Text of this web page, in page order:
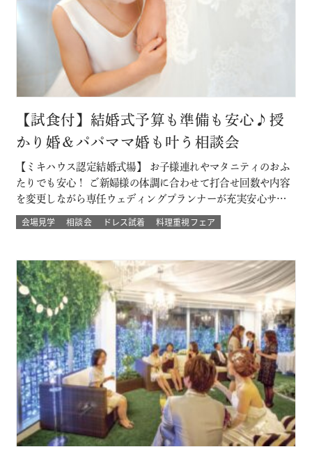
【試食付】結婚式予算も準備も安心♪授
かり婚＆パパママ婚も叶う相談会
【ミキハウス認定結婚式場】 お子様連れやマタニティのおふ
たりでも安心！ ご新婦様の体調に合わせて打合せ回数や内容
を変更しながら専任ウェディングプランナーが充実安心サポ
ート 授かり婚のカップルもパパママ婚のカップルが不安な部
分をすべて解消 必要なベビー用品やお部屋などもすべて結婚
ピー♪ 新しく人気の春婚プ…
会場見学 相談会 ドレス試着 料理重視フェア